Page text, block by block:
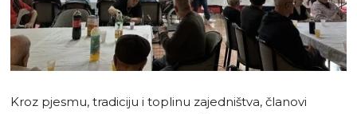
Kroz pjesmu, tradiciju i toplinu zajedništva, članovi